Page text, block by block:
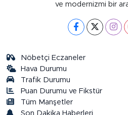
ve modernizmi bir
Nöbetçi Eczaneler
Hava Durumu
Trafik Durumu
Puan Durumu ve Fikstür
Tüm Manşetler
Son Dakika Haberleri